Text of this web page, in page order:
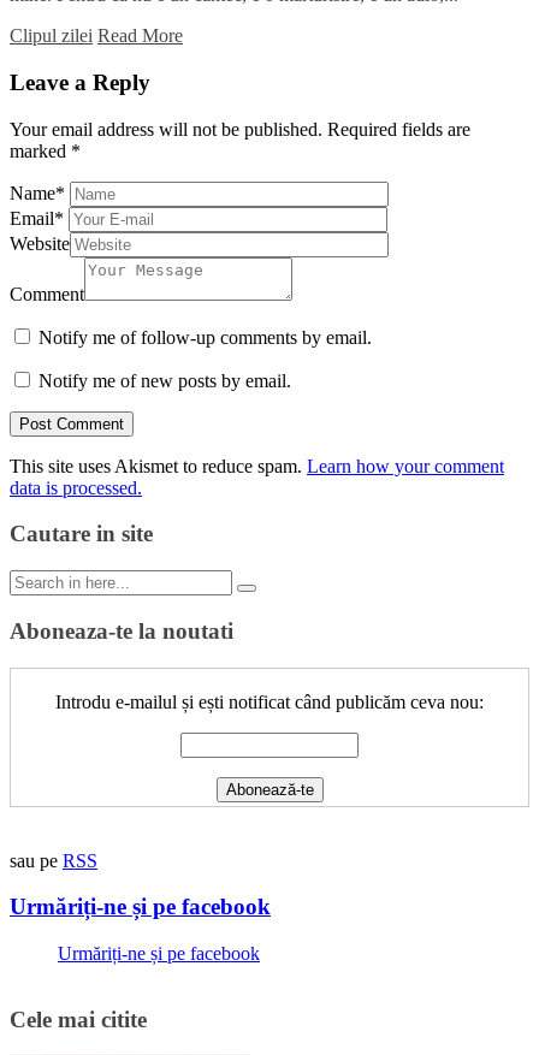
Clipul zilei Read More
Leave a Reply
Your email address will not be published. Required fields are
marked *
Name*
Email*
Website
Comment
Notify me of follow-up comments by email.
Notify me of new posts by email.
This site uses Akismet to reduce spam. Learn how your comment
data is processed.
Cautare in site
Search
for:
Aboneaza-te la noutati
Introdu e-mailul și ești notificat când publicăm ceva nou:
sau pe RSS
Urmăriți-ne și pe facebook
Urmăriți-ne și pe facebook
Cele mai citite